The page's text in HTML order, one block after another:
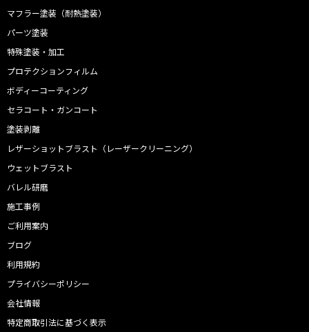
マフラー塗装（耐熱塗装）
パーツ塗装
特殊塗装・加工
プロテクションフィルム
ボディーコーティング
セラコート・ガンコート
塗装剥離
レザーショットブラスト（レーザークリーニング）
ウェットブラスト
バレル研磨
施工事例
ご利用案内
ブログ
利用規約
プライバシーポリシー
会社情報
特定商取引法に基づく表示